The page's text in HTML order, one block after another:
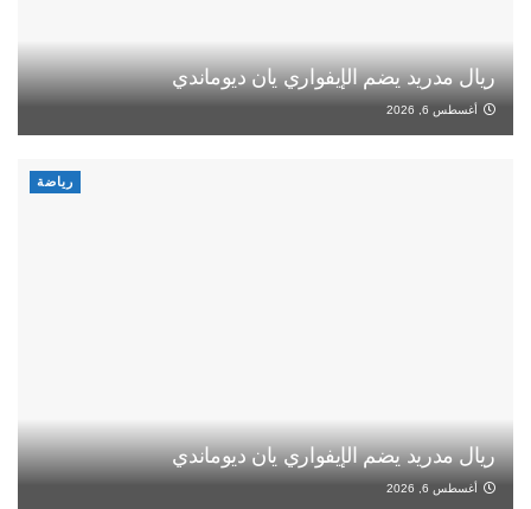
ريال مدريد يضم الإيفواري يان ديوماندي
أغسطس 6, 2026
رياضة
ريال مدريد يضم الإيفواري يان ديوماندي
أغسطس 6, 2026